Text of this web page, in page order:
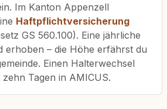
Im Kanton Appenzell
Haftpflichtversicherung
GS 560.100). Eine jährliche
erhoben – die Höhe erfährst du
Einen Halterwechsel
Tagen in AMICUS.